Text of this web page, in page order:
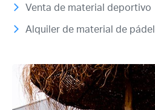
Acceso socios
Venta de material deportivo
Alquiler de material de pádel